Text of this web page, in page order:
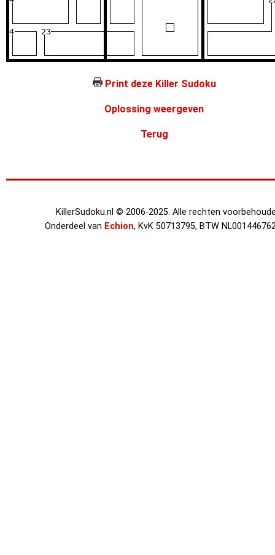
Print deze Killer Sudoku
Oplossing weergeven
Terug
KillerSudoku.nl © 2006-2025. Alle rechten
Onderdeel van Echion, KvK 50713795, BTW